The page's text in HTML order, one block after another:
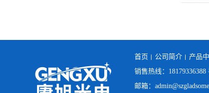
首页 公司简介 产品
销售热线：18179336388
邮箱：